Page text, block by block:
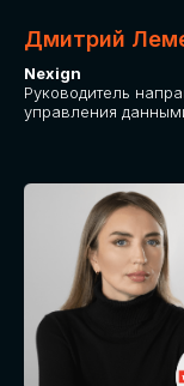
Дмитрий
Nexign
Руководитель
управления
Оплата через